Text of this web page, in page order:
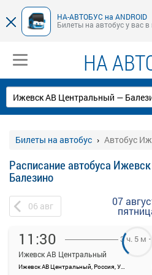
НА-АВТОБУС на ANDROID
Билеты на автобус у вас
НА
Билеты на автобус Автобус
Расписание автобуса
Балезино
06 авг 07
11:30
Ижевск АВ Центральный
Ижевск АВ Центральный, Россия, Удмуртская Республика, Ижевск, Красноармейская ул, 134А
3 ч. 5 м
На данной странице вы можете